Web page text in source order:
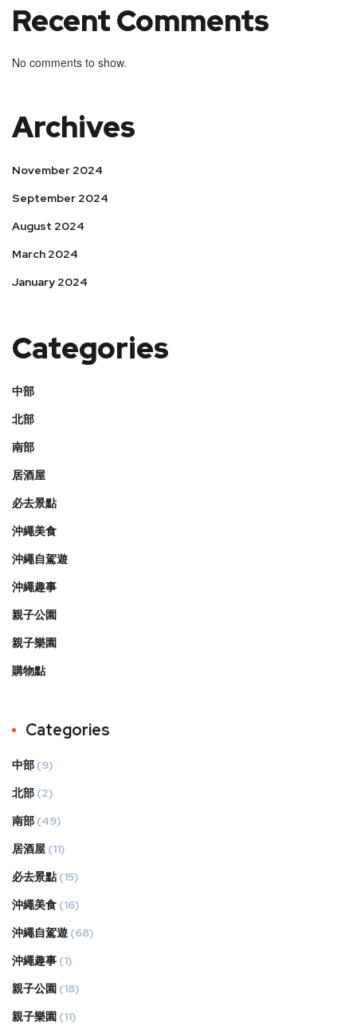
Recent Comments
No comments to show.
Archives
November 2024
September 2024
August 2024
March 2024
January 2024
Categories
中部
北部
南部
居酒屋
必去景點
沖繩美食
沖繩自駕遊
沖繩趣事
親子公園
親子樂園
購物點
Categories
中部 (9)
北部 (2)
南部 (49)
居酒屋 (11)
必去景點 (15)
沖繩美食 (16)
沖繩自駕遊 (68)
沖繩趣事 (1)
親子公園 (18)
親子樂園 (11)